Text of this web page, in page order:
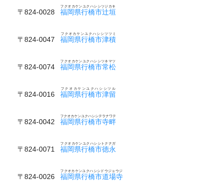
〒824-0028 福岡県行橋市辻垣
フクオカケンユクハシシツジカキ
〒824-0047 福岡県行橋市津積
フクオカケンユクハシシツツミ
〒824-0074 福岡県行橋市常松
フクオカケンユクハシシツネマツ
〒824-0016 福岡県行橋市津留
フクオカケンユクハシシツル
〒824-0042 福岡県行橋市寺畔
フクオカケンユクハシシテラナワテ
〒824-0071 福岡県行橋市徳永
フクオカケンユクハシシトクナガ
〒824-0026 福岡県行橋市道場寺
フクオカケンユクハシシドウジョウジ